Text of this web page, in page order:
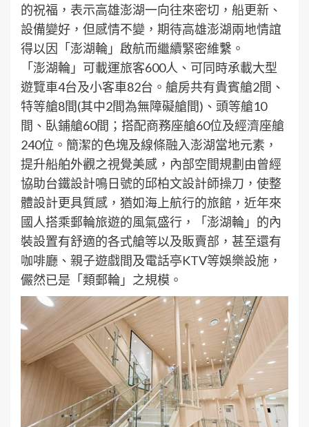
的祝福，表示高雄澎湖一向往來密切，船更新、
設備變好，但感情不變，期待高雄澎湖兩地情誼
得以因「澎湖輪」啟航而繼續緊密維繫。
「澎湖輪」可載運旅客600人、可同時承載大型
遊覽車4台及小客車82台。艙房共有貴賓艙2間、
特等艙8間(其中2間為無障礙艙間)、頭等艙10
間、臥鋪艙60間；搭配商務座艙60位及經濟座艙
240位。簡潔的色塊及線條融入澎湖當地元素，
提升船舶外觀之視覺美感，內部空間規劃由曾經
協助台鐵設計鳴日號的邱柏文設計師操刀，使整
體設計更具質感，猶如海上航行的旅館，近年來
國人搭乘郵輪旅遊的風氣盛行，「澎湖輪」的內
裝設置有舒適的各式艙等以及販賣部，甚至還有
咖啡廳、親子遊戲間及電話亭KTV等娛樂設施，
儼然已是「類郵輪」之規模。